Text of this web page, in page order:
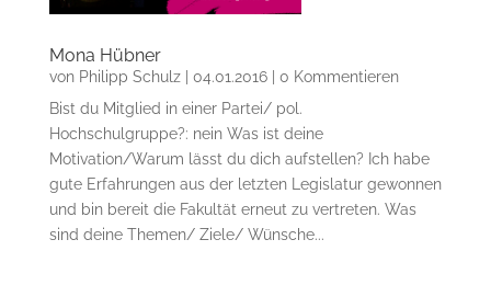
Mona Hübner
von Philipp Schulz| 04.01.2016| 0 Kommentieren
Bist du Mitglied in einer Partei/ pol.
Hochschulgruppe?: nein Was ist deine
Motivation/Warum lässt du dich aufstellen? Ich habe
gute Erfahrungen aus der letzten Legislatur gewonnen
und bin bereit die Fakultät erneut zu vertreten. Was
sind deine Themen/ Ziele/ Wünsche...